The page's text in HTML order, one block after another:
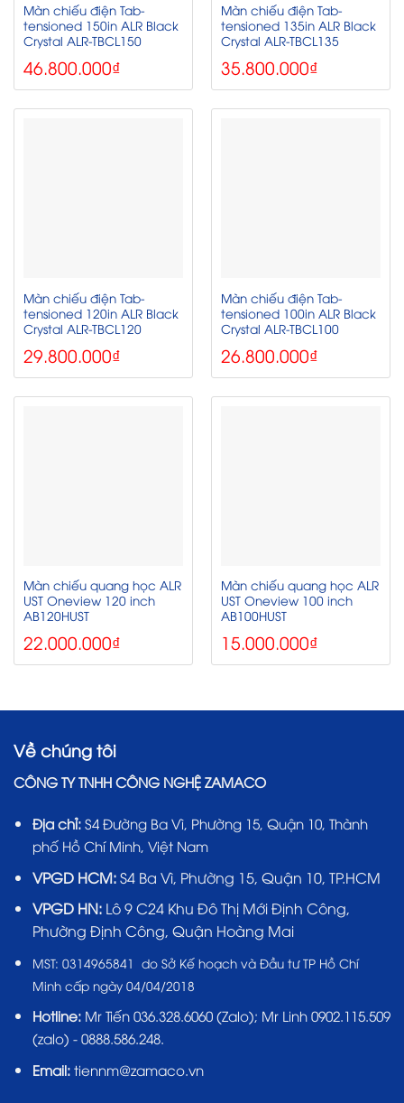
Màn chiếu điện Tab-
tensioned 150in ALR Black
Crystal ALR-TBCL150
46.800.000₫
Màn chiếu điện Tab-
tensioned 135in ALR Black
Crystal ALR-TBCL135
35.800.000₫
Màn chiếu điện Tab-
tensioned 120in ALR Black
Crystal ALR-TBCL120
29.800.000₫
Màn chiếu điện Tab-
tensioned 100in ALR Black
Crystal ALR-TBCL100
26.800.000₫
Màn chiếu quang học ALR
UST Oneview 120 inch
AB120HUST
22.000.000₫
Màn chiếu quang học ALR
UST Oneview 100 inch
AB100HUST
15.000.000₫
Về chúng tôi
CÔNG TY TNHH CÔNG NGHỆ ZAMACO
Địa chỉ: S4 Đường Ba Vì, Phường 15, Quận 10, Thành
phố Hồ Chí Minh, Việt Nam
VPGD HCM:S4 Ba Vì, Phường 15, Quận 10, TP.HCM
VPGD HN:Lô 9 C24 Khu Đô Thị Mới Định Công,
Phường Định Công, Quận Hoàng Mai
MST: 0314965841 do Sở Kế hoạch và Đầu tư TP Hồ Chí
Minh cấp ngày 04/04/2018
Hotline: Mr Tiến 036.328.6060(Zalo); Mr Linh 0902.115.509
(zalo) - 0888.586.248.
Email:tiennm@zamaco.vn